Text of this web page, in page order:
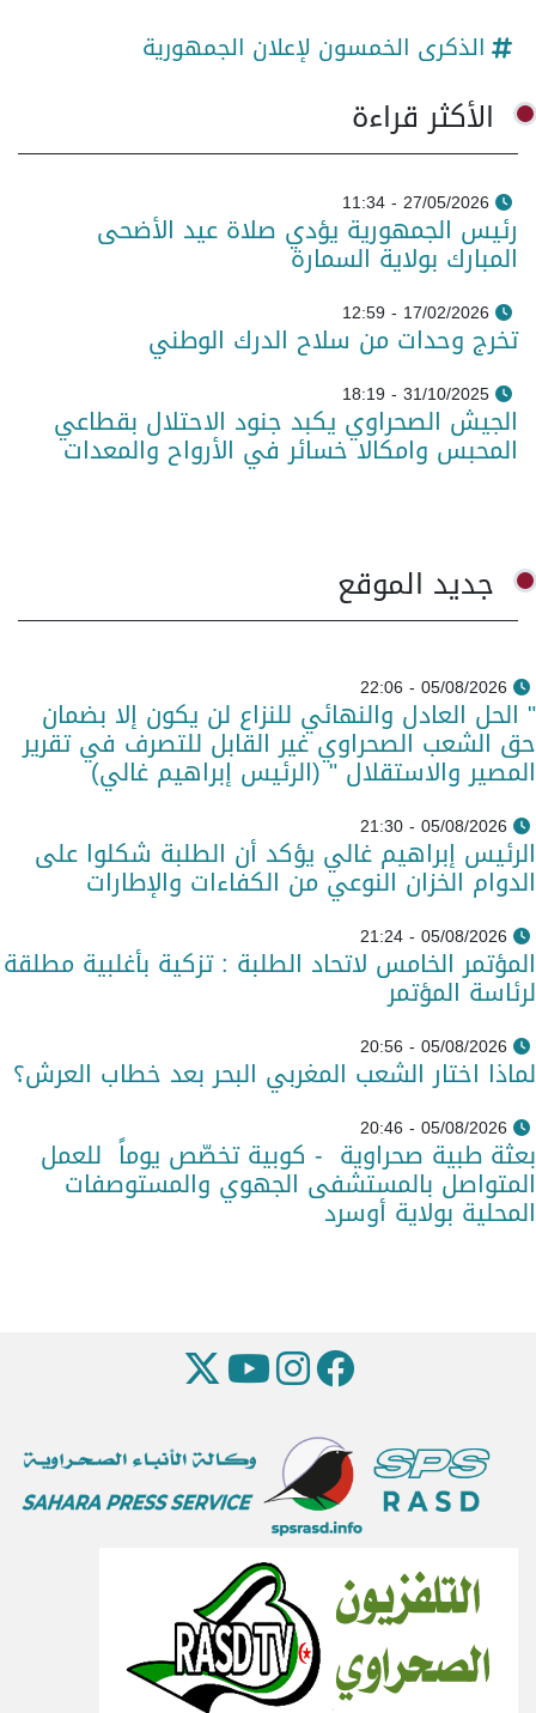
الذكرى الخمسون لإعلان الجمهورية
الأكثر قراءة
27/05/2026 - 11:34
رئيس الجمهورية يؤدي صلاة عيد الأضحى
المبارك بولاية السمارة
17/02/2026 - 12:59
تخرج وحدات من سلاح الدرك الوطني
31/10/2025 - 18:19
الجيش الصحراوي يكبد جنود الاحتلال بقطاعي
المحبس وامكالا خسائر في الأرواح والمعدات
جديد الموقع
05/08/2026 - 22:06
" الحل العادل والنهائي للنزاع لن يكون إلا بضمان
حق الشعب الصحراوي غير القابل للتصرف في تقرير
المصير والاستقلال " (الرئيس إبراهيم غالي)
05/08/2026 - 21:30
الرئيس إبراهيم غالي يؤكد أن الطلبة شكلوا على
الدوام الخزان النوعي من الكفاءات والإطارات
05/08/2026 - 21:24
المؤتمر الخامس لاتحاد الطلبة : تزكية بأغلبية مطلقة
لرئاسة المؤتمر
05/08/2026 - 20:56
لماذا اختار الشعب المغربي البحر بعد خطاب العرش؟
05/08/2026 - 20:46
بعثة طبية صحراوية - كوبية تخصّص يوماً للعمل
المتواصل بالمستشفى الجهوي والمستوصفات
المحلية بولاية أوسرد